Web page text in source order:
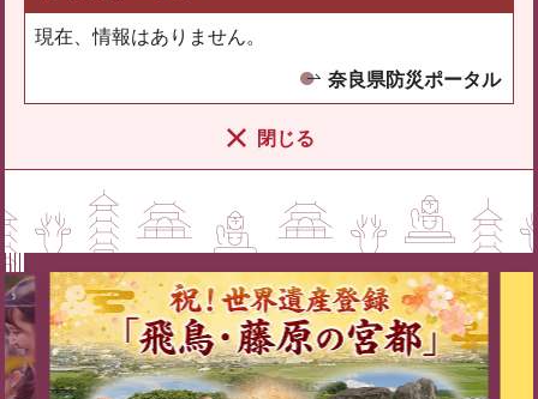
現在、情報はありません。
奈良県防災ポータル
閉じる